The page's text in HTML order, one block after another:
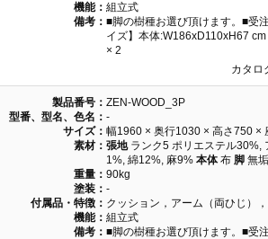
機能： 組立式
備考： ■脚の樹種お選び頂けます。■受
イズ】本体:W186xD110xH67
× 2
カタロ
製品番号： ZEN-WOOD_3P
型番、型名、色名： -
サイズ： 幅1960 × 奥行1030 × 高さ750 ×
素材： 張地ランク5 ポリエステル30%,
1%, 綿12%, 麻9% 本体布 脚 無
重量： 90kg
塗装： -
付属品・特徴： クッション，アーム（両ひじ）
機能： 組立式
備考： ■脚の樹種お選び頂けます。■